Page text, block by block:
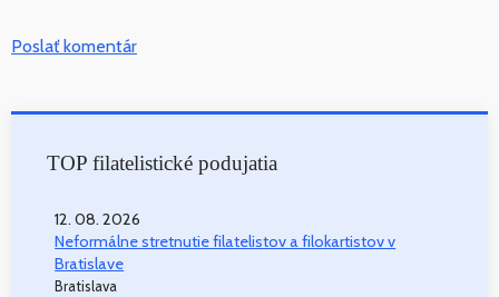
Poslať komentár
TOP filatelistické podujatia
12. 08. 2026
Neformálne stretnutie filatelistov a filokartistov v
Bratislave
Bratislava